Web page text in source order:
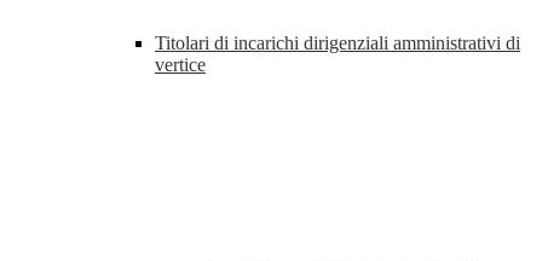
Titolari di incarichi dirigenziali amministrativi di
vertice